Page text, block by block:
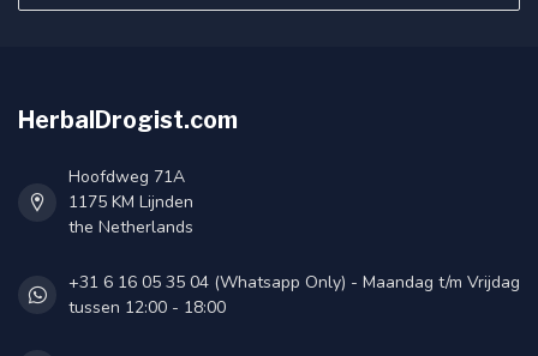
HerbalDrogist.com
Hoofdweg 71A
1175 KM Lijnden
the Netherlands
+31 6 16 05 35 04 (Whatsapp Only) - Maandag t/m Vrijdag
tussen 12:00 - 18:00